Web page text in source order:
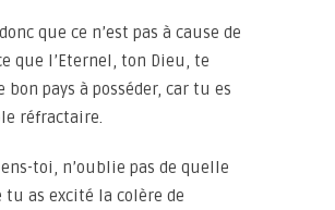
que ce n’est pas à cause de
que l’Eternel, ton Dieu, te
bon pays à posséder, car tu es
réfractaire.
toi, n’oublie pas de quelle
tu as excité la colère de